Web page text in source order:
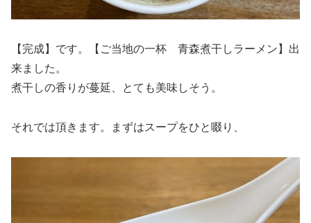
【完成】です。【ご当地の一杯 青森煮干しラーメン】出
来ました。
煮干しの香りが蔓延、とても美味しそう。
それでは頂きます。まずはスープをひと啜り、